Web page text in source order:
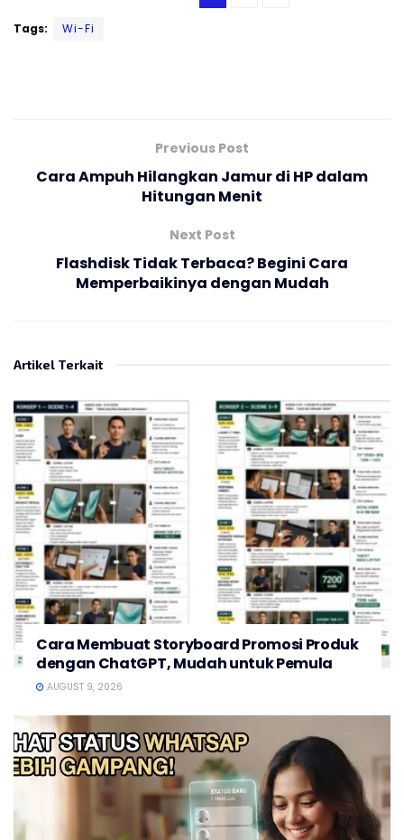
Tags: Wi-Fi
Previous Post
Cara Ampuh Hilangkan Jamur di HP dalam
Hitungan Menit
Next Post
Flashdisk Tidak Terbaca? Begini Cara
Memperbaikinya dengan Mudah
Artikel Terkait
Cara Membuat Storyboard Promosi Produk
dengan ChatGPT, Mudah untuk Pemula
AUGUST 9, 2026